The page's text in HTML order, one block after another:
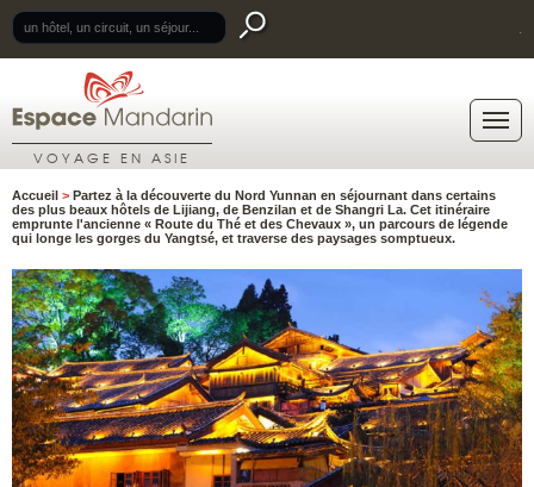
VOYAGE EN ASIE
Accueil > Partez à la découverte du Nord Yunnan en séjournant dans certains
des plus beaux hôtels de Lijiang, de Benzilan et de Shangri La. Cet itinéraire
emprunte l'ancienne « Route du Thé et des Chevaux », un parcours de légende
qui longe les gorges du Yangtsé, et traverse des paysages somptueux.